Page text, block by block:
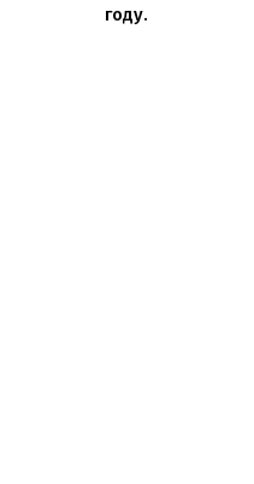
году.